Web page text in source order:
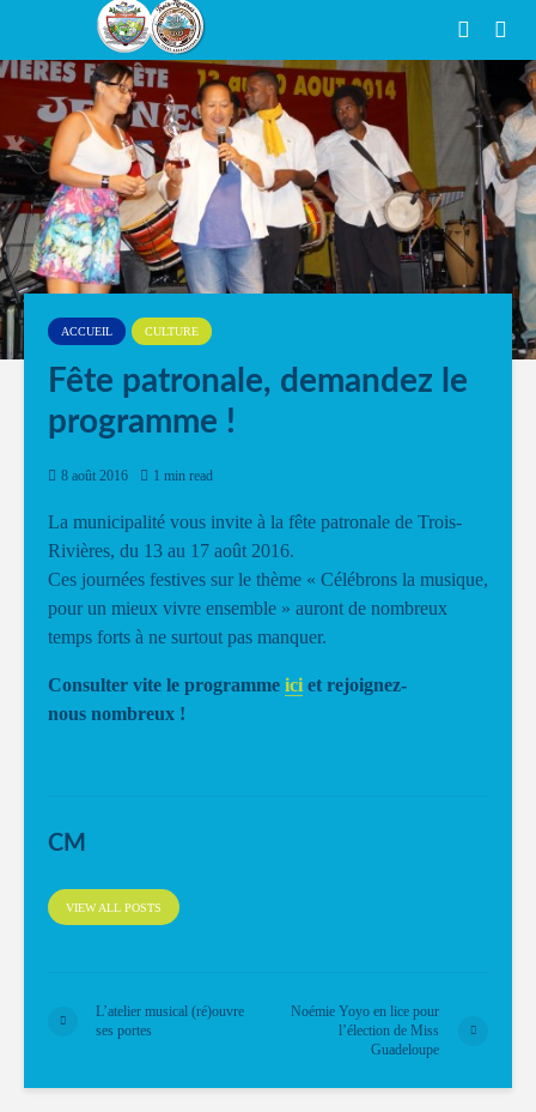
ACCUEIL CULTURE
Fête patronale, demandez le
programme !
8 août 2016 1 min read
La municipalité vous invite à la fête patronale de Trois-
Rivières, du 13 au 17 août 2016.
Ces journées festives sur le thème « Célébrons la musique,
pour un mieux vivre ensemble » auront de nombreux
temps forts à ne surtout pas manquer.
Consulter vite le programme ici et rejoignez-
nous nombreux !
CM
VIEW ALL POSTS
L’atelier musical (ré)ouvre
ses portes
Noémie Yoyo en lice pour
l’élection de Miss
Guadeloupe